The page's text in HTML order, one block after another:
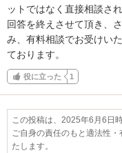
ットではなく直接相談さ
回答を終えさせて頂き、
み、有料相談でお受けい
ております。
役に立った 1
この投稿は、2025年6月6日
ご自身の責任のもと適法性
たします。